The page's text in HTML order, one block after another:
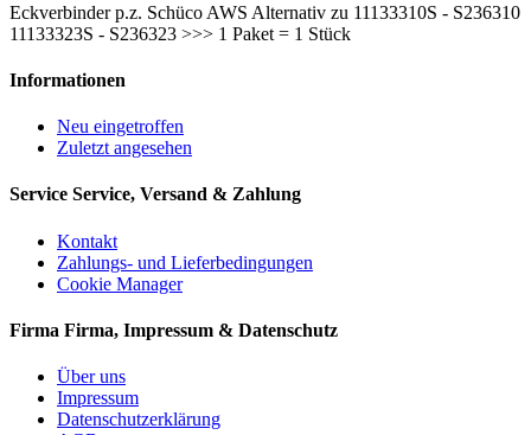
Eckverbinder p.z. Schüco AWS Alternativ zu 11133310S - S236310
11133323S - S236323 >>> 1 Paket = 1 Stück
Informationen
Neu eingetroffen
Zuletzt angesehen
Service Service, Versand & Zahlung
Kontakt
Zahlungs- und Lieferbedingungen
Cookie Manager
Firma Firma, Impressum & Datenschutz
Über uns
Impressum
Datenschutzerklärung